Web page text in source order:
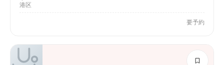
港区
要予約